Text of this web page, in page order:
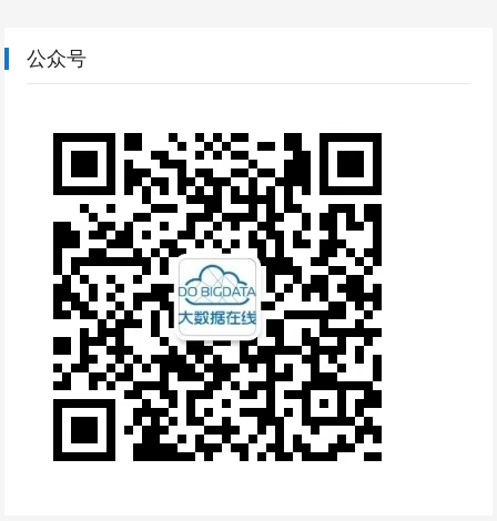
公众号